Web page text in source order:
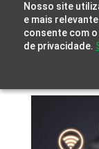
Nosso site
e mais
consente com
de privacidade.